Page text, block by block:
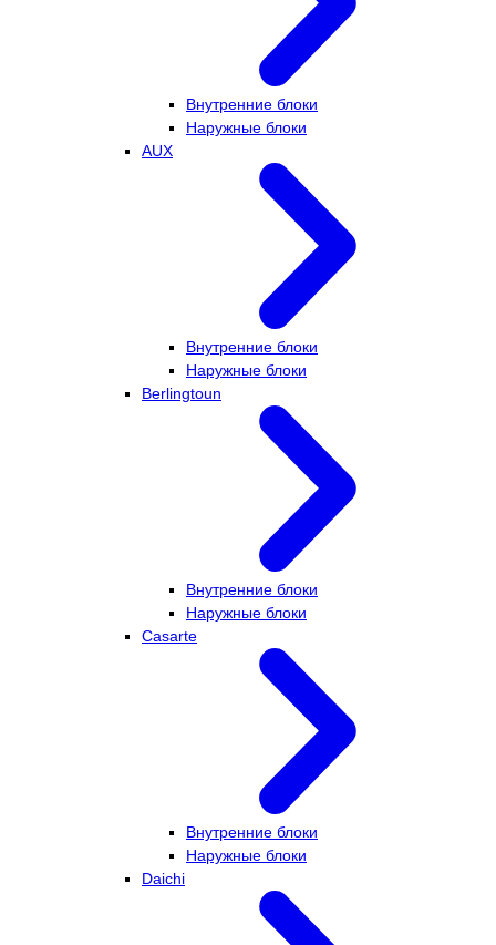
Внутренние блоки
Наружные блоки
AUX
Внутренние блоки
Наружные блоки
Berlingtoun
Внутренние блоки
Наружные блоки
Casarte
Внутренние блоки
Наружные блоки
Daichi